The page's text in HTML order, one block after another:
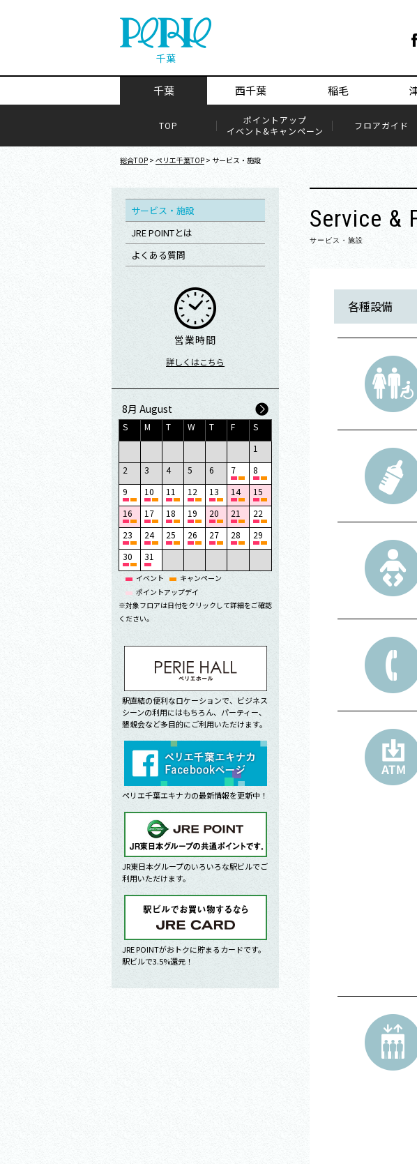
千葉
千葉 西千葉 稲毛
TOP
ポイントアップ
イベント&キャンペーン
フロアガイド
総合TOP > ペリエ千葉TOP > サービス・施設
Service &
サービス・施設
各種設備
サービス・施設
JRE POINTとは
よくある質問
営業時間
詳しくはこちら
8月 August
S M T W T F
S
1
2
3 4 5 6 7
8
9
10 11 12 13 14
15
16
17 18 19 20 21
22
23
24 25 26 27 28
29
30
31
イベント
キャンペーン
ポイントアップデイ
※対象フロアは日付をクリックして詳細をご確認
ください。
駅直結の便利なロケーションで、ビジネス
シーンの利用にはもちろん、パーティー、
懇親会など多目的にご利用いただけます。
ペリエ千葉エキナカの最新情報を更新中！
JR東日本グループのいろいろな駅ビルでご
利用いただけます。
JRE POINTがおトクに貯まるカードです。
駅ビルで3.5%還元！